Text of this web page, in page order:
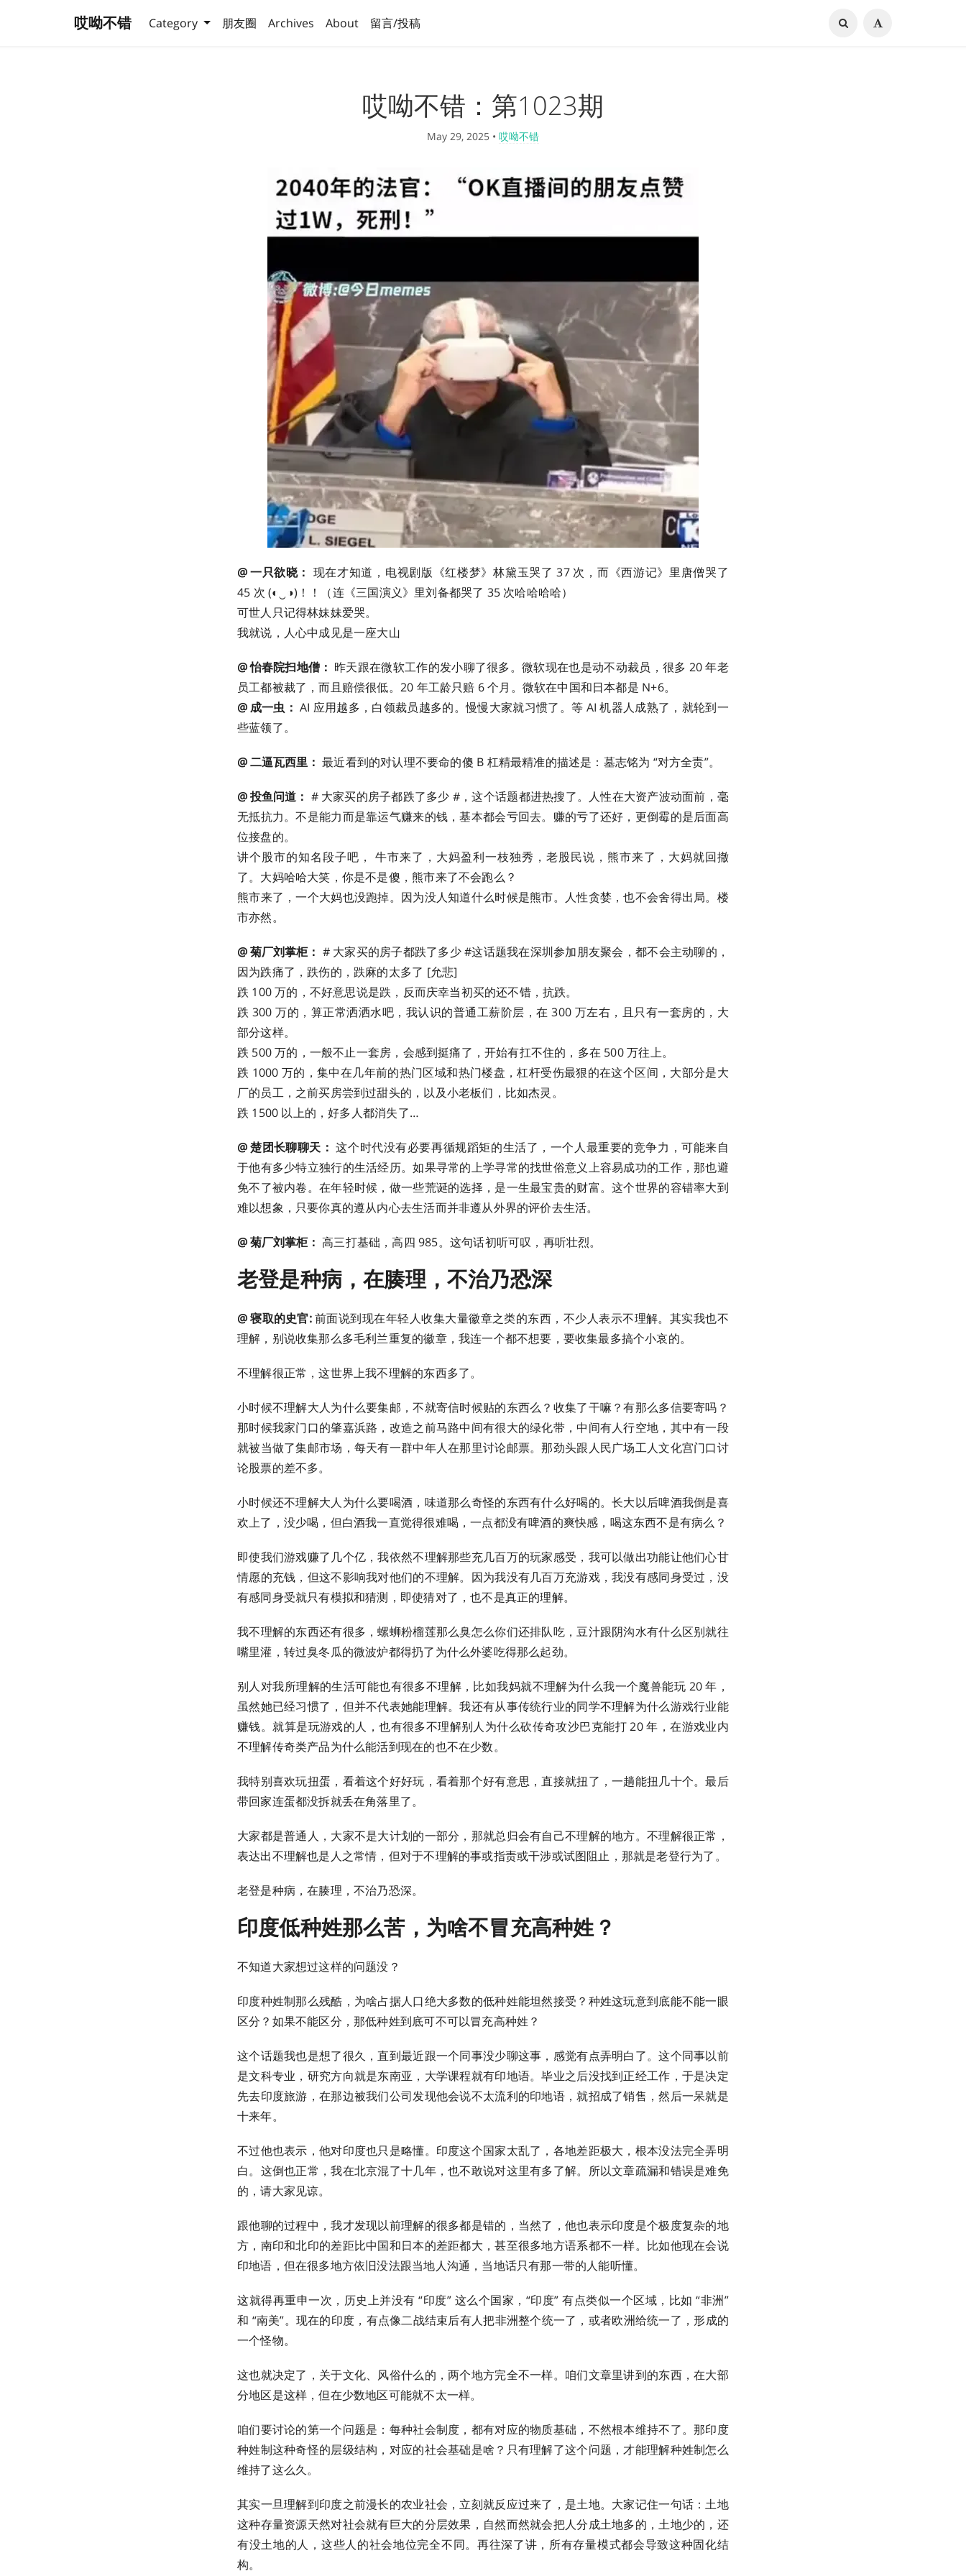
哎呦不错 Category 朋友圈 Archives About 留言/投稿
哎呦不错：第1023期
May 29, 2025 • 哎呦不错
@ 一只欲晓： 现在才知道，电视剧版《红楼梦》林黛玉哭了 37 次，而《西游记》里唐僧哭了
45 次 (◐‿◑)！！（连《三国演义》里刘备都哭了 35 次哈哈哈哈）
可世人只记得林妹妹爱哭。
我就说，人心中成见是一座大山
@ 怡春院扫地僧： 昨天跟在微软工作的发小聊了很多。微软现在也是动不动裁员，很多 20 年老
员工都被裁了，而且赔偿很低。20 年工龄只赔 6 个月。微软在中国和日本都是 N+6。
@ 成一虫： AI 应用越多，白领裁员越多的。慢慢大家就习惯了。等 AI 机器人成熟了，就轮到一
些蓝领了。
@ 二逼瓦西里： 最近看到的对认理不要命的傻 B 杠精最精准的描述是：墓志铭为 “对方全责”。 ​​​
@ 投鱼问道： # 大家买的房子都跌了多少 #，这个话题都进热搜了。人性在大资产波动面前，毫
无抵抗力。不是能力而是靠运气赚来的钱，基本都会亏回去。赚的亏了还好，更倒霉的是后面高
位接盘的。
讲个股市的知名段子吧， 牛市来了，大妈盈利一枝独秀，老股民说，熊市来了，大妈就回撤
了。大妈哈哈大笑，你是不是傻，熊市来了不会跑么？
熊市来了，一个大妈也没跑掉。因为没人知道什么时候是熊市。人性贪婪，也不会舍得出局。楼
市亦然。
@ 菊厂刘掌柜： # 大家买的房子都跌了多少 #这话题我在深圳参加朋友聚会，都不会主动聊的，
因为跌痛了，跌伤的，跌麻的太多了 [允悲]
跌 100 万的，不好意思说是跌，反而庆幸当初买的还不错，抗跌。
跌 300 万的，算正常洒洒水吧，我认识的普通工薪阶层，在 300 万左右，且只有一套房的，大
部分这样。
跌 500 万的，一般不止一套房，会感到挺痛了，开始有扛不住的，多在 500 万往上。
跌 1000 万的，集中在几年前的热门区域和热门楼盘，杠杆受伤最狠的在这个区间，大部分是大
厂的员工，之前买房尝到过甜头的，以及小老板们，比如杰灵。
跌 1500 以上的，好多人都消失了…
@ 楚团长聊聊天： 这个时代没有必要再循规蹈矩的生活了，一个人最重要的竞争力，可能来自
于他有多少特立独行的生活经历。如果寻常的上学寻常的找世俗意义上容易成功的工作，那也避
免不了被内卷。在年轻时候，做一些荒诞的选择，是一生最宝贵的财富。这个世界的容错率大到
难以想象，只要你真的遵从内心去生活而并非遵从外界的评价去生活。
@ 菊厂刘掌柜： 高三打基础，高四 985。这句话初听可叹，再听壮烈。
老登是种病，在腠理，不治乃恐深
@ 寝取的史官:前面说到现在年轻人收集大量徽章之类的东西，不少人表示不理解。其实我也不
理解，别说收集那么多毛利兰重复的徽章，我连一个都不想要，要收集最多搞个小哀的。
不理解很正常，这世界上我不理解的东西多了。
小时候不理解大人为什么要集邮，不就寄信时候贴的东西么？收集了干嘛？有那么多信要寄吗？
那时候我家门口的肇嘉浜路，改造之前马路中间有很大的绿化带，中间有人行空地，其中有一段
就被当做了集邮市场，每天有一群中年人在那里讨论邮票。那劲头跟人民广场工人文化宫门口讨
论股票的差不多。
小时候还不理解大人为什么要喝酒，味道那么奇怪的东西有什么好喝的。长大以后啤酒我倒是喜
欢上了，没少喝，但白酒我一直觉得很难喝，一点都没有啤酒的爽快感，喝这东西不是有病么？
即使我们游戏赚了几个亿，我依然不理解那些充几百万的玩家感受，我可以做出功能让他们心甘
情愿的充钱，但这不影响我对他们的不理解。因为我没有几百万充游戏，我没有感同身受过，没
有感同身受就只有模拟和猜测，即使猜对了，也不是真正的理解。
我不理解的东西还有很多，螺蛳粉榴莲那么臭怎么你们还排队吃，豆汁跟阴沟水有什么区别就往
嘴里灌，转过臭冬瓜的微波炉都得扔了为什么外婆吃得那么起劲。
别人对我所理解的生活可能也有很多不理解，比如我妈就不理解为什么我一个魔兽能玩 20 年，
虽然她已经习惯了，但并不代表她能理解。我还有从事传统行业的同学不理解为什么游戏行业能
赚钱。就算是玩游戏的人，也有很多不理解别人为什么砍传奇攻沙巴克能打 20 年，在游戏业内
不理解传奇类产品为什么能活到现在的也不在少数。
我特别喜欢玩扭蛋，看着这个好好玩，看着那个好有意思，直接就扭了，一趟能扭几十个。最后
带回家连蛋都没拆就丢在角落里了。
大家都是普通人，大家不是大计划的一部分，那就总归会有自己不理解的地方。不理解很正常，
表达出不理解也是人之常情，但对于不理解的事或指责或干涉或试图阻止，那就是老登行为了。
老登是种病，在腠理，不治乃恐深。
印度低种姓那么苦，为啥不冒充高种姓？
不知道大家想过这样的问题没？
印度种姓制那么残酷，为啥占据人口绝大多数的低种姓能坦然接受？种姓这玩意到底能不能一眼
区分？如果不能区分，那低种姓到底可不可以冒充高种姓？
这个话题我也是想了很久，直到最近跟一个同事没少聊这事，感觉有点弄明白了。这个同事以前
是文科专业，研究方向就是东南亚，大学课程就有印地语。毕业之后没找到正经工作，于是决定
先去印度旅游，在那边被我们公司发现他会说不太流利的印地语，就招成了销售，然后一呆就是
十来年。
不过他也表示，他对印度也只是略懂。印度这个国家太乱了，各地差距极大，根本没法完全弄明
白。这倒也正常，我在北京混了十几年，也不敢说对这里有多了解。所以文章疏漏和错误是难免
的，请大家见谅。
跟他聊的过程中，我才发现以前理解的很多都是错的，当然了，他也表示印度是个极度复杂的地
方，南印和北印的差距比中国和日本的差距都大，甚至很多地方语系都不一样。比如他现在会说
印地语，但在很多地方依旧没法跟当地人沟通，当地话只有那一带的人能听懂。
这就得再重申一次，历史上并没有 “印度” 这么个国家，“印度” 有点类似一个区域，比如 “非洲”
和 “南美”。现在的印度，有点像二战结束后有人把非洲整个统一了，或者欧洲给统一了，形成的
一个怪物。
这也就决定了，关于文化、风俗什么的，两个地方完全不一样。咱们文章里讲到的东西，在大部
分地区是这样，但在少数地区可能就不太一样。
咱们要讨论的第一个问题是：每种社会制度，都有对应的物质基础，不然根本维持不了。那印度
种姓制这种奇怪的层级结构，对应的社会基础是啥？只有理解了这个问题，才能理解种姓制怎么
维持了这么久。
其实一旦理解到印度之前漫长的农业社会，立刻就反应过来了，是土地。大家记住一句话：土地
这种存量资源天然对社会就有巨大的分层效果，自然而然就会把人分成土地多的，土地少的，还
有没土地的人，这些人的社会地位完全不同。再往深了讲，所有存量模式都会导致这种固化结
构。